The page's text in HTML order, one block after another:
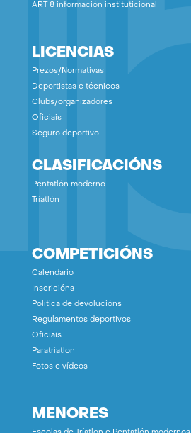
ART 8 información instituticional
LICENCIAS
Prezos/Normativas
Deportistas e técnicos
Clubs/organizadores
Oficiais
Seguro deportivo
CLASIFICACIÓNS
Pentatlón moderno
Tríatlón
COMPETICIÓNS
Calendario
Inscricións
Política de devolucións
Regulamentos deportivos
Oficiais
Paratríatlon
Fotos e vídeos
MENORES